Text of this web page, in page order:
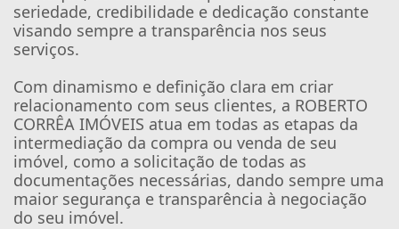
seriedade, credibilidade e dedicação constante
visando sempre a transparência nos seus
serviços.
Com dinamismo e definição clara em criar
relacionamento com seus clientes, a ROBERTO
CORRÊA IMÓVEIS atua em todas as etapas da
intermediação da compra ou venda de seu
imóvel, como a solicitação de todas as
documentações necessárias, dando sempre uma
maior segurança e transparência à negociação
do seu imóvel.